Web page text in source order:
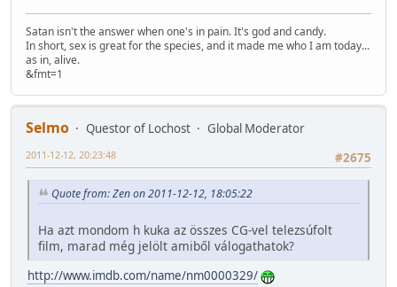
Satan isn't the answer when one's in pain. It's god and candy.
In short, sex is great for the species, and it made me who I am today...
as in, alive.
&fmt=1
Selmo Questor of Lochost
Global Moderator
#2675
2011-12-12, 20:23:48
Quote from: Zen on 2011-12-12, 18:05:22
Ha azt mondom h kuka az összes CG-vel telezsúfolt
film, marad még jelölt amiből válogathatok?
http://www.imdb.com/name/nm0000329/